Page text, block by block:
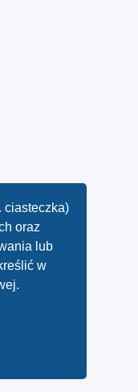
ciasteczka)
oraz
lub
w